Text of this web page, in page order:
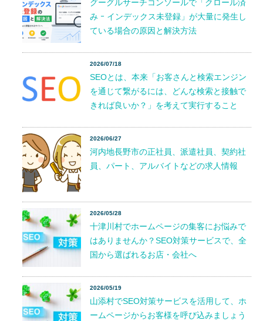
グーグルサーチコンソールで「クロール済
み ｰ インデックス未登録」が大量に発生し
ている場合の原因と解決方法
2026/07/18
SEOとは、本来「お客さんと検索エンジン
を通じて繋がるには、どんな検索と接触で
きれば良いか？」を考えて実行すること
2026/06/27
河内地長野市の正社員、派遣社員、契約社
員、パート、アルバイトなどの求人情報
2026/05/28
十津川村でホームページの集客にお悩みで
はありませんか？SEO対策サービスで、全
国から選ばれるお店・会社へ
2026/05/19
山添村でSEO対策サービスを活用して、ホ
ームページからお客様を呼び込みましょう